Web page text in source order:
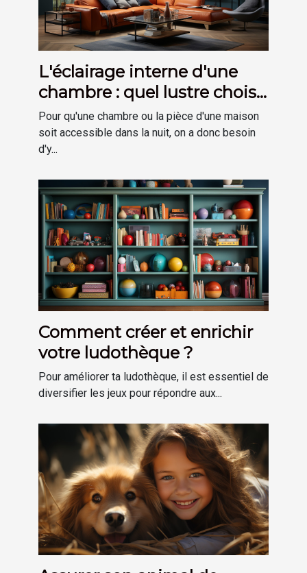
L'éclairage interne d'une
chambre : quel lustre choisir
?
Pour qu'une chambre ou la pièce d'une maison
soit accessible dans la nuit, on a donc besoin
d'y...
Comment créer et enrichir
votre ludothèque ?
Pour améliorer ta ludothèque, il est essentiel de
diversifier les jeux pour répondre aux...